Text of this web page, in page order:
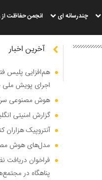
چندرسانه ای انجمن حفاظت
آخرین اخبار
هم‌افزایی پلیس
اجرای پویش ملی
هوش مصنوعی
گزارش امنیتی
آنتروپیک هزاران
مدل‌های هوش
فراخوان
پناهگاه در